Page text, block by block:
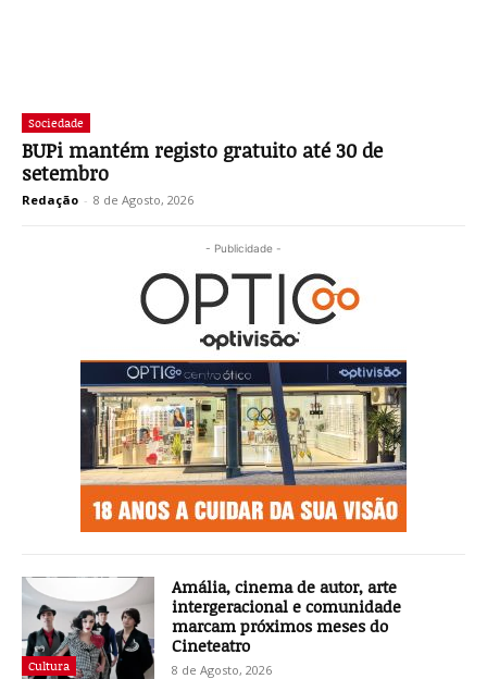
Sociedade
BUPi mantém registo gratuito até 30 de
setembro
Redação - 8 de Agosto, 2026
- Publicidade -
Cultura
Amália, cinema de autor, arte
intergeracional e comunidade
marcam próximos meses do
Cineteatro
8 de Agosto, 2026